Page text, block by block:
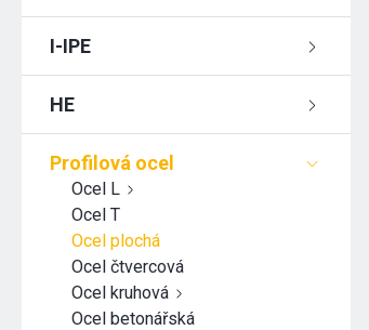
I-IPE
HE
Profilová ocel
Ocel L
Ocel T
Ocel plochá
Ocel čtvercová
Ocel kruhová
Ocel betonářská